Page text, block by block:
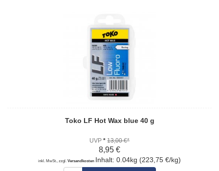
Toko LF Hot Wax blue 40 g
UVP * 13,00 €*
8,95 €
inkl. MwSt., zzgl. Versandkosten Inhalt: 0.04kg (223,75 €/kg)